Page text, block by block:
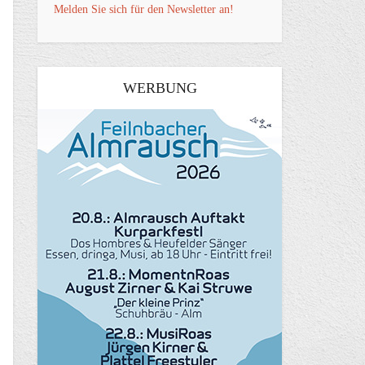
Melden Sie sich für den Newsletter an!
WERBUNG